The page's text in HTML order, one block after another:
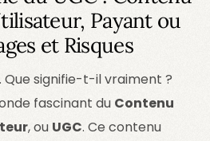
Payant ou
et Risques
Que signifie-t-il vraiment ?
fascinant du Contenu
, ou UGC. Ce contenu